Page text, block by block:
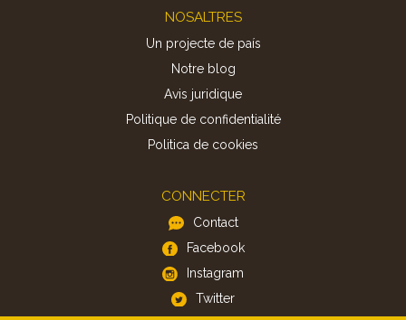
NOSALTRES
Un projecte de país
Notre blog
Avis juridique
Politique de confidentialité
Politica de cookies
CONNECTER
Contact
Facebook
Instagram
Twitter